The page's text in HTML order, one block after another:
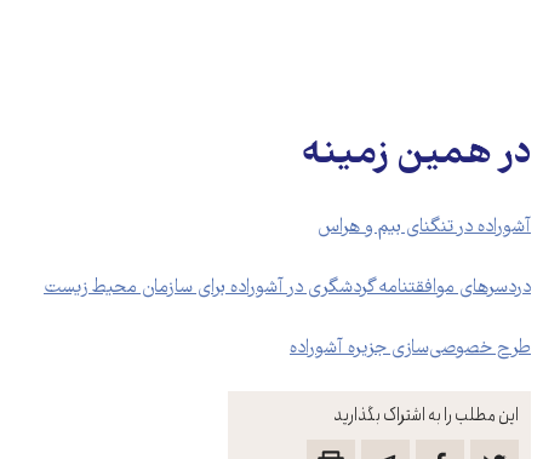
این مطلب را به اشتراک بگذارید
در همین زمینه
آشوراده در تنگنای بیم و هراس
دردسرهای موافقتنامه گردشگری در آشوراده برای سازمان محیط زیست
طرح خصوصی‌سازی جزیره آشوراده